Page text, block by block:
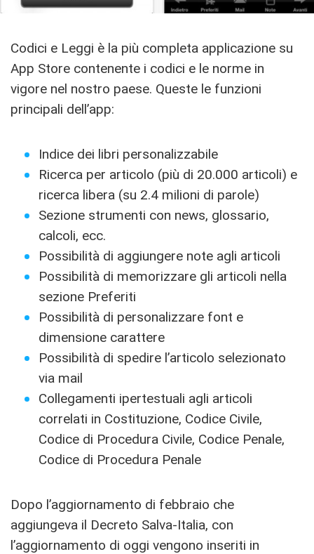
Codici e Leggi è la più completa applicazione su
App Store contenente i codici e le norme in
vigore nel nostro paese. Queste le funzioni
principali dell’app:
Indice dei libri personalizzabile
Ricerca per articolo (più di 20.000 articoli) e
ricerca libera (su 2.4 milioni di parole)
Sezione strumenti con news, glossario,
calcoli, ecc.
Possibilità di aggiungere note agli articoli
Possibilità di memorizzare gli articoli nella
sezione Preferiti
Possibilità di personalizzare font e
dimensione carattere
Possibilità di spedire l’articolo selezionato
via mail
Collegamenti ipertestuali agli articoli
correlati in Costituzione, Codice Civile,
Codice di Procedura Civile, Codice Penale,
Codice di Procedura Penale
Dopo l’aggiornamento di febbraio che
aggiungeva il Decreto Salva-Italia, con
l’aggiornamento di oggi vengono inseriti in